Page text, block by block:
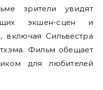
зрители увидят
экшен-сцен и
включая Сильвестра
Фильм обещает
для любителей